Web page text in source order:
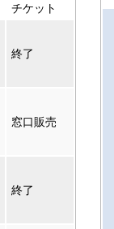
チケット
終了
窓口販売
終了